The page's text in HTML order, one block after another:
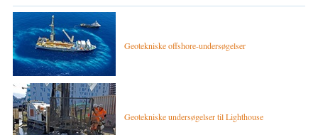
Geotekniske offshore-undersøgelser
Geotekniske undersøgelser til Lighthouse